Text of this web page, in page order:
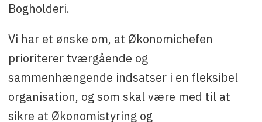
Bogholderi.
Vi har et ønske om, at Økonomichefen
prioriterer tværgående og
sammenhængende indsatser i en fleksibel
organisation, og som skal være med til at
sikre at Økonomistyring og